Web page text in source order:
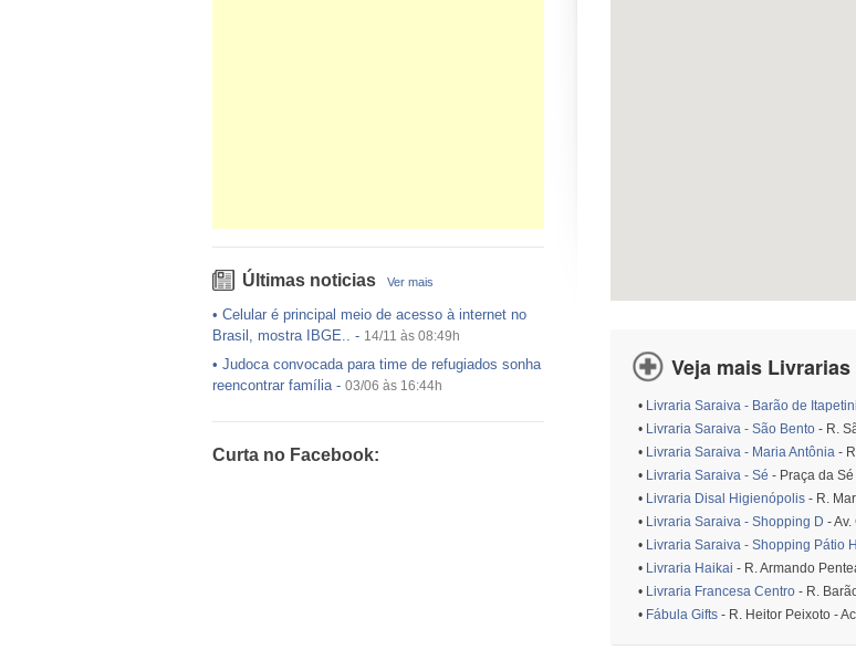
Últimas noticias Ver mais
• Celular é principal meio de acesso à internet no
Brasil, mostra IBGE.. - 14/11 às 08:49h
• Judoca convocada para time de refugiados sonha
reencontrar família- 03/06 às 16:44h
•Exército egípcio diz que encontrou destroços de
Curta no Facebook:
Veja mais
• Livraria Saraiva - Barão de
• Livraria Saraiva - São Bento - R.
• Livraria Saraiva - Maria Antônia -
• Livraria Saraiva - Sé - Praça da
• Livraria Disal Higienópolis - R.
• Livraria Saraiva - Shopping D -
• Livraria Saraiva - Shopping Pátio
• Livraria Haikai - R. Armando
• Livraria Francesa Centro - R.
• Fábula Gifts - R. Heitor Peixoto -